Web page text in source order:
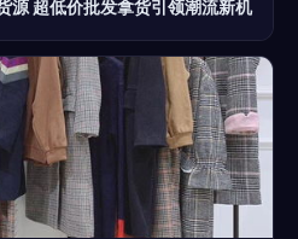
源 超低价批发拿货引领潮流新机